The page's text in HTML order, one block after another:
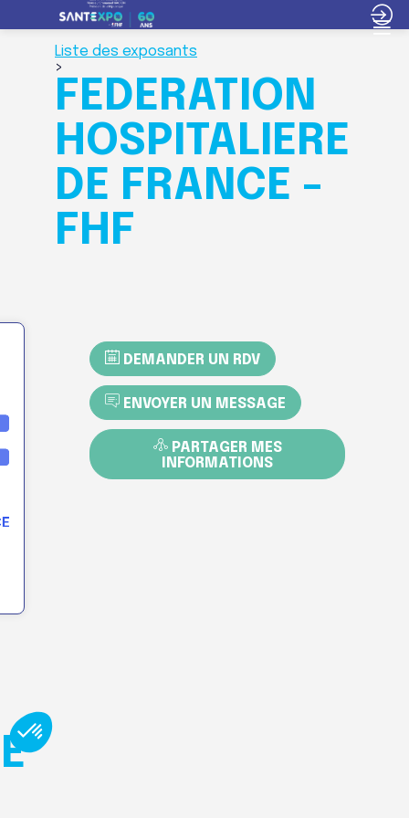
Liste des exposants
>
FEDERATION
HOSPITALIERE
DE FRANCE -
FHF
DEMANDER UN RDV
ENVOYER UN MESSAGE
PARTAGER MES
INFORMATIONS